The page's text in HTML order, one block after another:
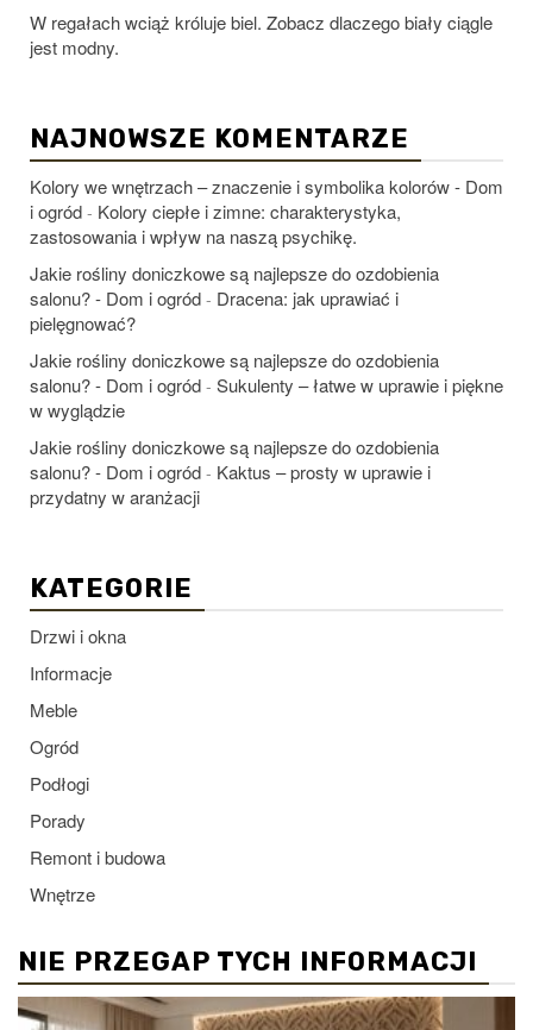
W regałach wciąż króluje biel. Zobacz dlaczego biały ciągle
jest modny.
NAJNOWSZE KOMENTARZE
Kolory we wnętrzach – znaczenie i symbolika kolorów - Dom
i ogród - Kolory ciepłe i zimne: charakterystyka,
zastosowania i wpływ na naszą psychikę.
Jakie rośliny doniczkowe są najlepsze do ozdobienia
salonu? - Dom i ogród - Dracena: jak uprawiać i
pielęgnować?
Jakie rośliny doniczkowe są najlepsze do ozdobienia
salonu? - Dom i ogród - Sukulenty – łatwe w uprawie i piękne
w wyglądzie
Jakie rośliny doniczkowe są najlepsze do ozdobienia
salonu? - Dom i ogród - Kaktus – prosty w uprawie i
przydatny w aranżacji
KATEGORIE
Drzwi i okna
Informacje
Meble
Ogród
Podłogi
Porady
Remont i budowa
Wnętrze
NIE PRZEGAP TYCH INFORMACJI